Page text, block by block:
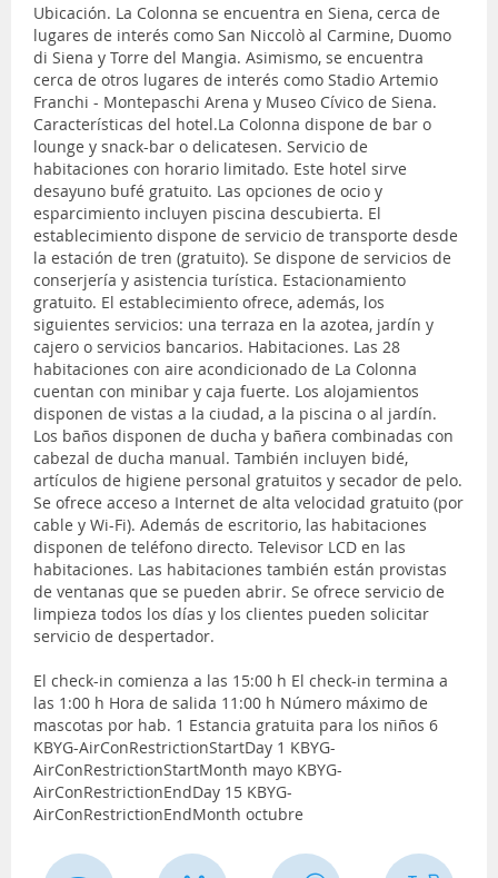
Ubicación. La Colonna se encuentra en Siena, cerca de
lugares de interés como San Niccolò al Carmine, Duomo
di Siena y Torre del Mangia. Asimismo, se encuentra
cerca de otros lugares de interés como Stadio Artemio
Franchi - Montepaschi Arena y Museo Cívico de Siena.
Características del hotel.La Colonna dispone de bar o
lounge y snack-bar o delicatesen. Servicio de
habitaciones con horario limitado. Este hotel sirve
desayuno bufé gratuito. Las opciones de ocio y
esparcimiento incluyen piscina descubierta. El
establecimiento dispone de servicio de transporte desde
la estación de tren (gratuito). Se dispone de servicios de
conserjería y asistencia turística. Estacionamiento
gratuito. El establecimiento ofrece, además, los
siguientes servicios: una terraza en la azotea, jardín y
cajero o servicios bancarios. Habitaciones. Las 28
habitaciones con aire acondicionado de La Colonna
cuentan con minibar y caja fuerte. Los alojamientos
disponen de vistas a la ciudad, a la piscina o al jardín.
Los baños disponen de ducha y bañera combinadas con
cabezal de ducha manual. También incluyen bidé,
artículos de higiene personal gratuitos y secador de pelo.
Se ofrece acceso a Internet de alta velocidad gratuito (por
cable y Wi-Fi). Además de escritorio, las habitaciones
disponen de teléfono directo. Televisor LCD en las
habitaciones. Las habitaciones también están provistas
de ventanas que se pueden abrir. Se ofrece servicio de
limpieza todos los días y los clientes pueden solicitar
servicio de despertador.
El check-in comienza a las 15:00 h El check-in termina a
las 1:00 h Hora de salida 11:00 h Número máximo de
mascotas por hab. 1 Estancia gratuita para los niños 6
KBYG-AirConRestrictionStartDay 1 KBYG-
AirConRestrictionStartMonth mayo KBYG-
AirConRestrictionEndDay 15 KBYG-
AirConRestrictionEndMonth octubre